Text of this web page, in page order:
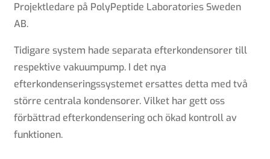
Projektledare på PolyPeptide Laboratories Sweden
AB.
Tidigare system hade separata efterkondensorer till
respektive vakuumpump. I det nya
efterkondenseringssystemet ersattes detta med två
större centrala kondensorer. Vilket har gett oss
förbättrad efterkondensering och ökad kontroll av
funktionen.